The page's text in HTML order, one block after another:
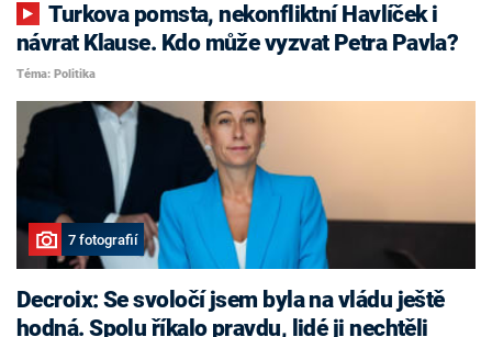
Turkova pomsta, nekonfliktní Havlíček i
návrat Klause. Kdo může vyzvat Petra Pavla?
Téma: Politika
7 fotografií
Decroix: Se svoločí jsem byla na vládu ještě
hodná. Spolu říkalo pravdu, lidé ji nechtěli